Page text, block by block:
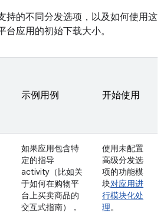
持的不同分发选项，以及如何使用这
应用的初始下载大小。
示例用例 开始使用
如果应用包含特
定的指导
activity（比如关
于如何在购物平
台上买卖商品的
交互式指南），
使用未配置
高级分发选
项的功能模
块对应用进
行模块化处
理。